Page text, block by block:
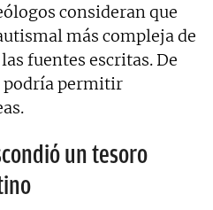
consideran que
más compleja de
fuentes escritas. De
podría permitir
un tesoro